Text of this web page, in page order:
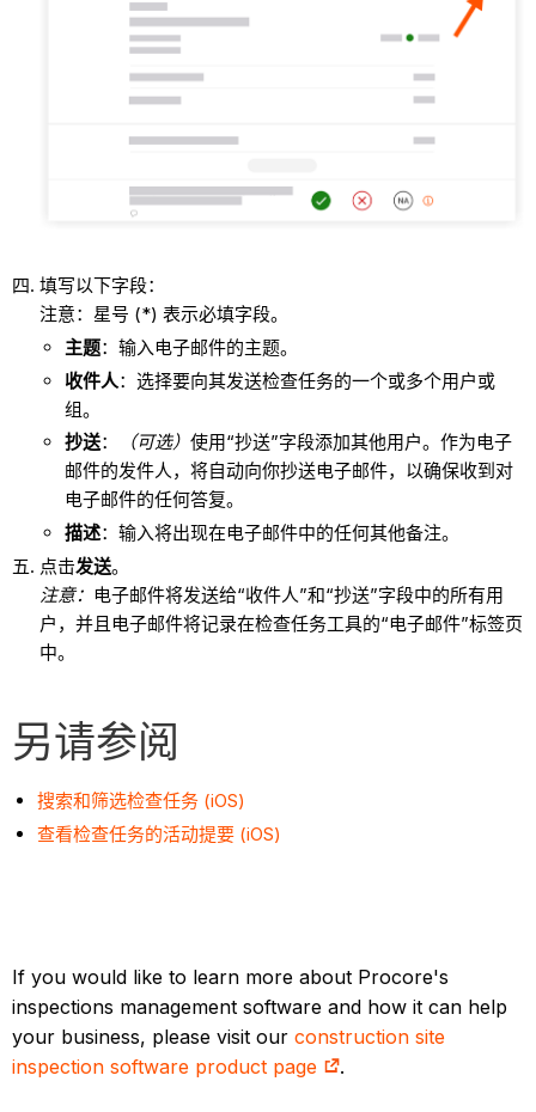
填写以下字段：
注意：星号 (*) 表示必填字段。
主题：输入电子邮件的主题。
收件人：选择要向其发送检查任务的一个或多个用户或
组。
抄送： （可选） 使用“抄送”字段添加其他用户。作为电子
邮件的发件人，将自动向你抄送电子邮件，以确保收到对
电子邮件的任何答复。
描述：输入将出现在电子邮件中的任何其他备注。
点击发送。
注意： 电子邮件将发送给“收件人”和“抄送”字段中的所有用
户，并且电子邮件将记录在检查任务工具的“电子邮件”标签页
中。
另请参阅
搜索和筛选检查任务 (iOS)
查看检查任务的活动提要 (iOS)
If you would like to learn more about Procore's
inspections management software and how it can help
your business, please visit ourconstruction site
inspection software product page
.